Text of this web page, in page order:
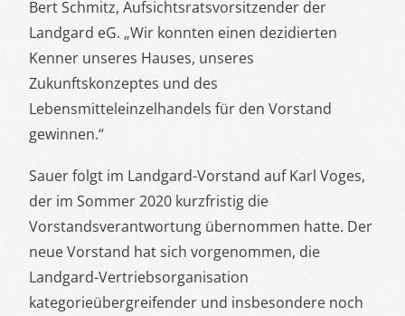
Bert Schmitz, Aufsichtsratsvorsitzender der
Landgard eG. „Wir konnten einen dezidierten
Kenner unseres Hauses, unseres
Zukunftskonzeptes und des
Lebensmitteleinzelhandels für den Vorstand
gewinnen.“
Sauer folgt im Landgard-Vorstand auf Karl Voges,
der im Sommer 2020 kurzfristig die
Vorstandsverantwortung übernommen hatte. Der
neue Vorstand hat sich vorgenommen, die
Landgard-Vertriebsorganisation
kategorieübergreifender und insbesondere noch